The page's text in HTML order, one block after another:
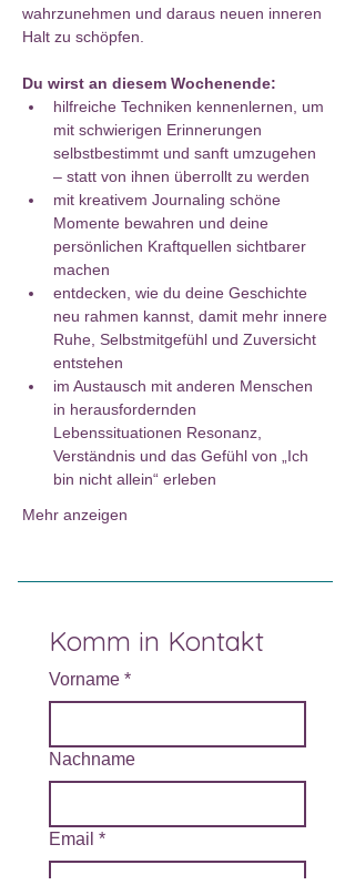
wahrzunehmen und daraus neuen inneren
Halt zu schöpfen.
Du wirst an diesem Wochenende:
hilfreiche Techniken kennenlernen, um
mit schwierigen Erinnerungen
selbstbestimmt und sanft umzugehen
– statt von ihnen überrollt zu werden​
mit kreativem Journaling schöne
Momente bewahren und deine
persönlichen Kraftquellen sichtbarer
machen​
entdecken, wie du deine Geschichte
neu rahmen kannst, damit mehr innere
Ruhe, Selbstmitgefühl und Zuversicht
entstehen​
im Austausch mit anderen Menschen
in herausfordernden
Lebenssituationen Resonanz,
Verständnis und das Gefühl von „Ich
bin nicht allein“ erleben​
Mehr anzeigen
Komm in Kontakt
Vorname *
Nachname
Email *